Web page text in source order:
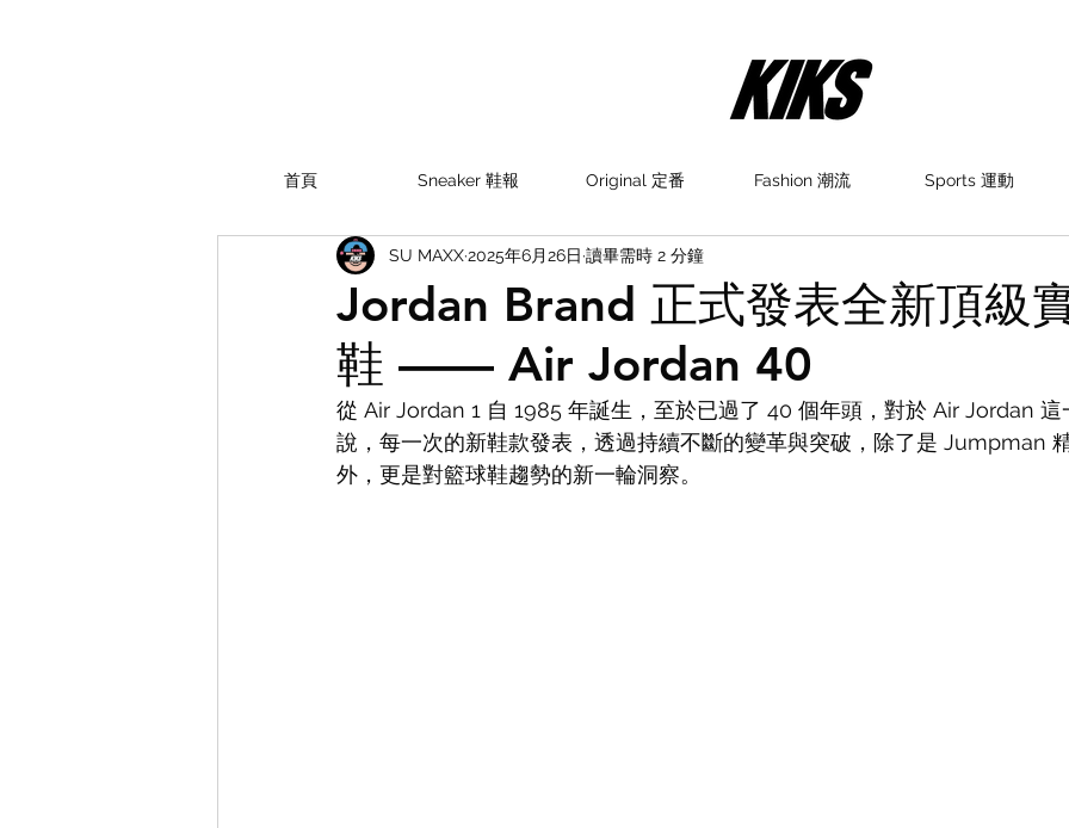
首頁 Sneaker 鞋報 Original 定番 Fashion 潮流 Sports 運動
Jordan Brand 正式發表全新頂級
鞋 —— Air Jordan 40
SU MAXX2025年6月26日 讀畢需時 2 分鐘
從 Air Jordan 1 自 1985 年誕生，至於已過了 40 個年頭，對於 Air Jordan 這
說，每一次的新鞋款發表，透過持續不斷的變革與突破，除了是 Jumpman
外，更是對籃球鞋趨勢的新一輪洞察。